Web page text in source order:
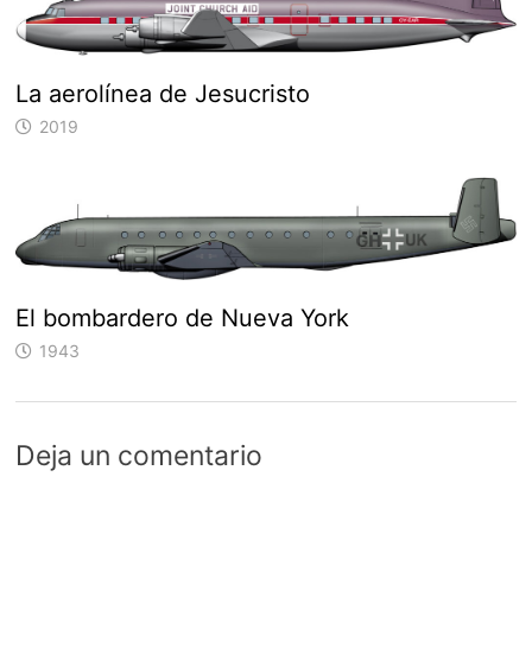
La aerolínea de Jesucristo
2019
El bombardero de Nueva York
1943
Deja un comentario